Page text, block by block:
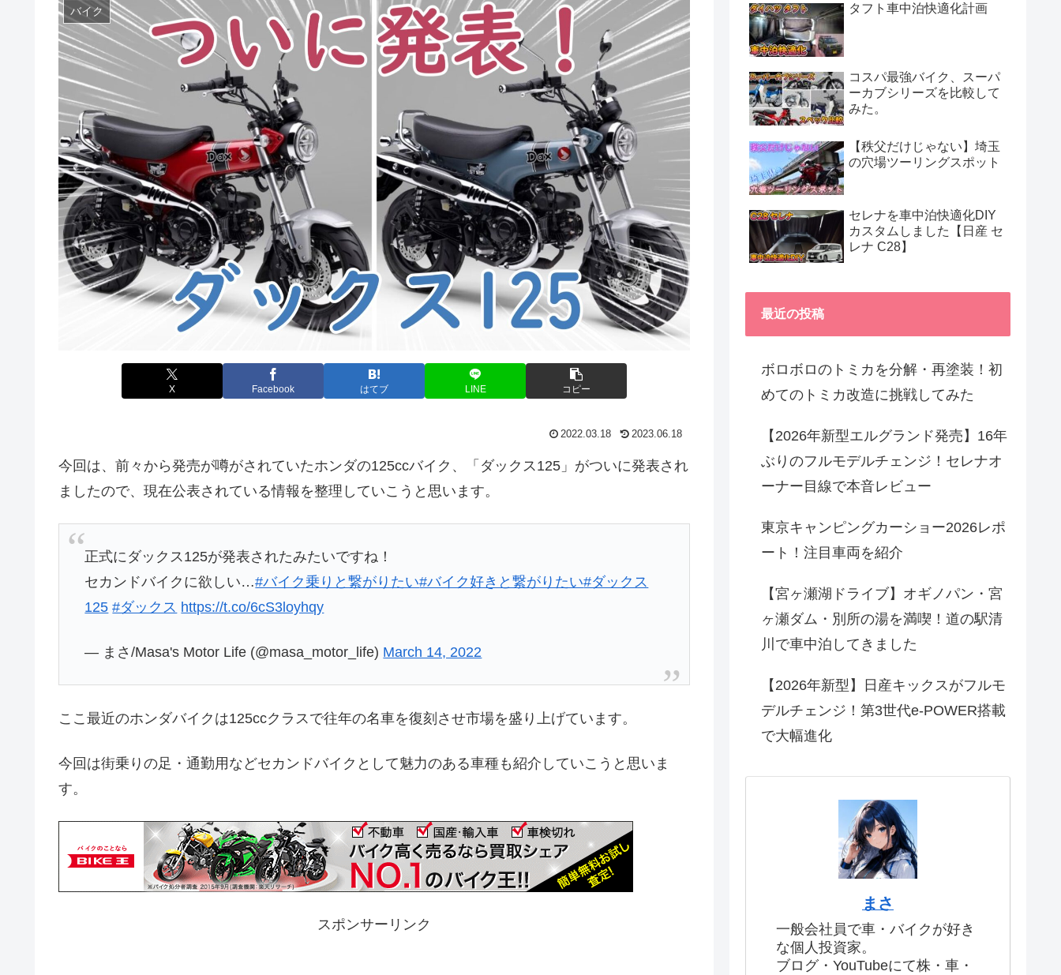
バイク
X Facebook はてブ LINE コピー
2022.03.18 2023.06.18
今回は、前々から発売が噂がされていたホンダの125ccバイク、「ダックス125」がついに発表され
ましたので、現在公表されている情報を整理していこうと思います。
正式にダックス125が発表されたみたいですね！
セカンドバイクに欲しい…#バイク乗りと繋がりたい#バイク好きと繋がりたい#ダックス
125 #ダックス https://t.co/6cS3loyhqy
— まさ/Masa's Motor Life (@masa_motor_life) March 14, 2022
ここ最近のホンダバイクは125ccクラスで往年の名車を復刻させ市場を盛り上げています。
今回は街乗りの足・通勤用などセカンドバイクとして魅力のある車種も紹介していこうと思いま
す。
スポンサーリンク
タフト車中泊快適化計画
コスパ最強バイク、スーパ
ーカブシリーズを比較して
みた。
【秩父だけじゃない】埼玉
の穴場ツーリングスポット
セレナを車中泊快適化DIY
カスタムしました【日産 セ
レナ C28】
最近の投稿
ボロボロのトミカを分解・再塗装！初
めてのトミカ改造に挑戦してみた
【2026年新型エルグランド発売】16年
ぶりのフルモデルチェンジ！セレナオ
ーナー目線で本音レビュー
東京キャンピングカーショー2026レポ
ート！注目車両を紹介
【宮ヶ瀬湖ドライブ】オギノパン・宮
ヶ瀬ダム・別所の湯を満喫！道の駅清
川で車中泊してきました
【2026年新型】日産キックスがフルモ
デルチェンジ！第3世代e-POWER搭載
で大幅進化
まさ
一般会社員で車・バイクが好き
な個人投資家。
ブログ・YouTubeにて株・車・